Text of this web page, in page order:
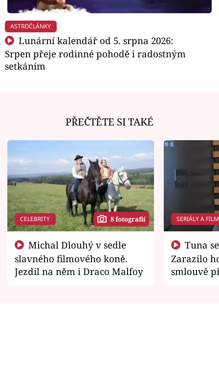
ASTROČLÁNKY
Lunární kalendář od 5. srpna 2026:
Srpen přeje rodinné pohodě i radostným
setkáním
PŘEČTĚTE SI TAKÉ
CELEBRITY 8 fotografií
slavného filmového koně.
Jezdil na něm i Draco Malfoy
SERIÁLY A
Zarazilo
smlouvě